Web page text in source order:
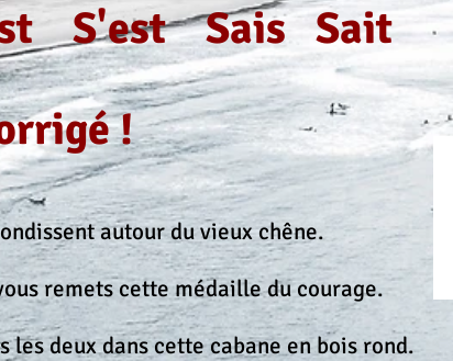
S'est Sais Sait
!
autour du vieux chêne.
remets cette médaille du courage.
deux dans cette cabane en bois rond.